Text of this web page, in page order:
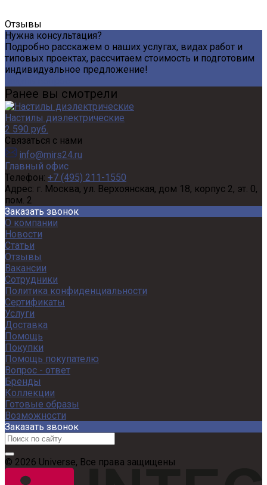
Отзывы
Нужна консультация?
Подробно расскажем о наших услугах, видах работ и
типовых проектах, рассчитаем стоимость и подготовим
индивидуальное предложение!
Ранее вы смотрели
Настилы диэлектрические
2 590 руб.
Связаться с нами
info@mirs24.ru
Главный офис
Телефон: +7 (495) 211-1550
Адрес: г. Москва, ул. Верхоянская, дом 18, корпус 2, эт. 0,
пом. 2
Заказать звонок
О компании
Новости
Статьи
Отзывы
Вакансии
Сотрудники
Политика конфиденциальности
Сертификаты
Услуги
Доставка
Помощь
Покупки
Помощь покупателю
Вопрос - ответ
Бренды
Коллекции
Готовые образы
Возможности
Заказать звонок
© 2026 Universe, Все права защищены